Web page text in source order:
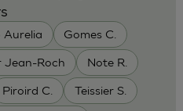
Aurelia Gomes C.
Jean-Roch Note R.
Piroird C. Teissier S.